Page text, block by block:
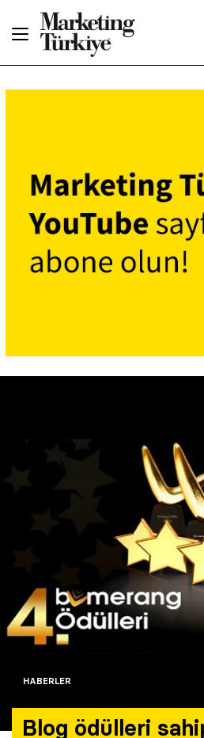
HABERLER
Blog ödülleri
Dergiler
Etkinlikler